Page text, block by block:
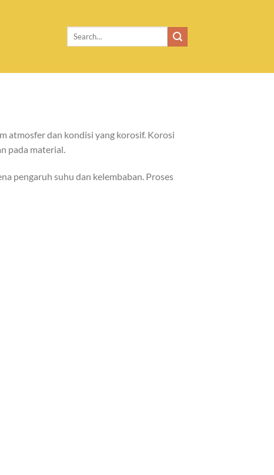
atmosfer dan kondisi yang korosif. Korosi
pada material.
pengaruh suhu dan kelembaban. Proses